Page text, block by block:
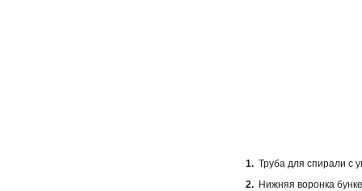
1. Труба для спирали с
2. Нижняя воронка